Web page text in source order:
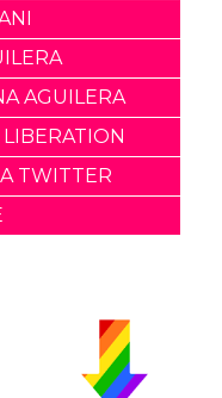
AGUILERA
TWITTER